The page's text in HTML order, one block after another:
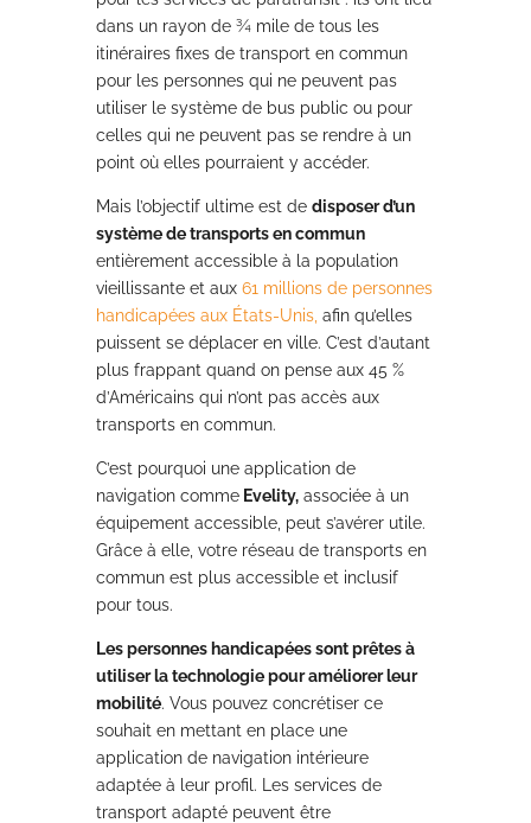
dans un rayon de ¾ mile de tous les
itinéraires fixes de transport en commun
pour les personnes qui ne peuvent pas
utiliser le système de bus public ou pour
celles qui ne peuvent pas se rendre à un
point où elles pourraient y accéder.
Mais l’objectif ultime est de disposer d’un
système de transports en commun
entièrement accessible à la population
vieillissante et aux 61 millions de personnes
handicapées aux États-Unis, afin qu’elles
puissent se déplacer en ville. C’est d’autant
plus frappant quand on pense aux 45 %
d’Américains qui n’ont pas accès aux
transports en commun.
C’est pourquoi une application de
navigation commeEvelity,associée à un
équipement accessible, peut s’avérer utile.
Grâce à elle, votre réseau de transports en
commun est plus accessible et inclusif
pour tous.
Les personnes handicapées sont prêtes à
utiliser la technologie pour améliorer leur
mobilité. Vous pouvez concrétiser ce
souhait en mettant en place une
application de navigation intérieure
adaptée à leur profil. Les services de
transport adapté peuvent être